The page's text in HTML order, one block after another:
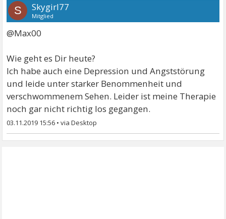
S Skygirl77
Mitglied
@Max00
Wie geht es Dir heute?
Ich habe auch eine Depression und Angststörung
und leide unter starker Benommenheit und
verschwommenem Sehen. Leider ist meine Therapie
noch gar nicht richtig los gegangen.
03.11.2019 15:56 •